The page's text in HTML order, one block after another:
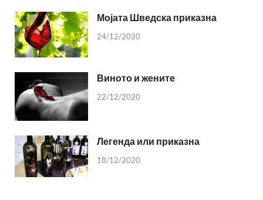
Мојата Шведска приказна
24/12/2020
Виното и жените
22/12/2020
Легенда или приказна
18/12/2020